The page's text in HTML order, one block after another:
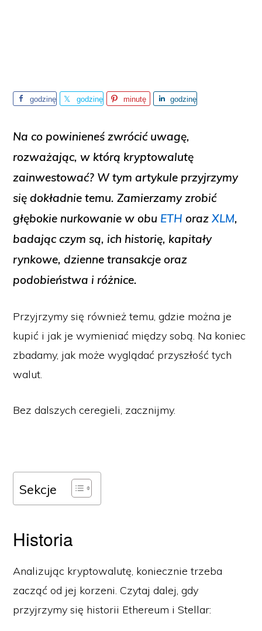
godzinę
godzinę
minutę
godzinę
Na co powinieneś zwrócić uwagę,
rozważając, w którą kryptowalutę
zainwestować? W tym artykule przyjrzymy
się dokładnie temu. Zamierzamy zrobić
głębokie nurkowanie w obu ETH orazXLM,
badając czym są, ich historię, kapitały
rynkowe, dzienne transakcje oraz
podobieństwa i różnice.
Przyjrzymy się również temu, gdzie można je
kupić i jak je wymieniać między sobą. Na koniec
zbadamy, jak może wyglądać przyszłość tych
walut.
Bez dalszych ceregieli, zacznijmy.
Sekcje
Historia
Analizując kryptowalutę, koniecznie trzeba
zacząć od jej korzeni. Czytaj dalej, gdy
przyjrzymy się historii Ethereum i Stellar: